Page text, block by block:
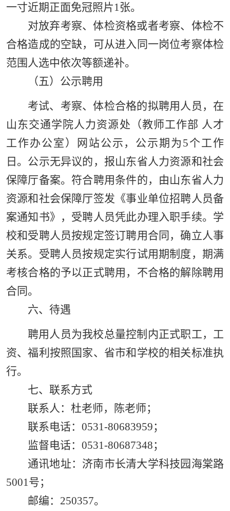
一寸近期正面免冠照片1张。
对放弃考察、体检资格或者考察、体检不
合格造成的空缺，可从进入同一岗位考察体检
范围人选中依次等额递补。
（五）公示聘用
考试、考察、体检合格的拟聘用人员，在
山东交通学院人力资源处（教师工作部 人才
工作办公室）
网站公示，公示期为5个工作
日。公示无异议的，报山东省人力资源和社会
保障厅备案。符合聘用条件的，由山东省人力
资源和社会保障厅签发《事业单位招聘人员备
案通知书》，受聘人员凭此办理入职手续。学
校和受聘人员按规定签订聘用合同，确立人事
关系。受聘人员按规定实行试用期制度，期满
考核合格的予以正式聘用，不合格的解除聘用
合同。
六、待遇
聘用人员为我校总量控制内正式职工，工
资、福利按照国家、省市和学校的相关标准执
行。
七、联系方式
联系人：杜老师，陈老师；
联系电话：0531-80683959；
监督电话：0531-80687348；
通讯地址：济南市长清大学科技园海棠路
5001号；
邮编：250357。